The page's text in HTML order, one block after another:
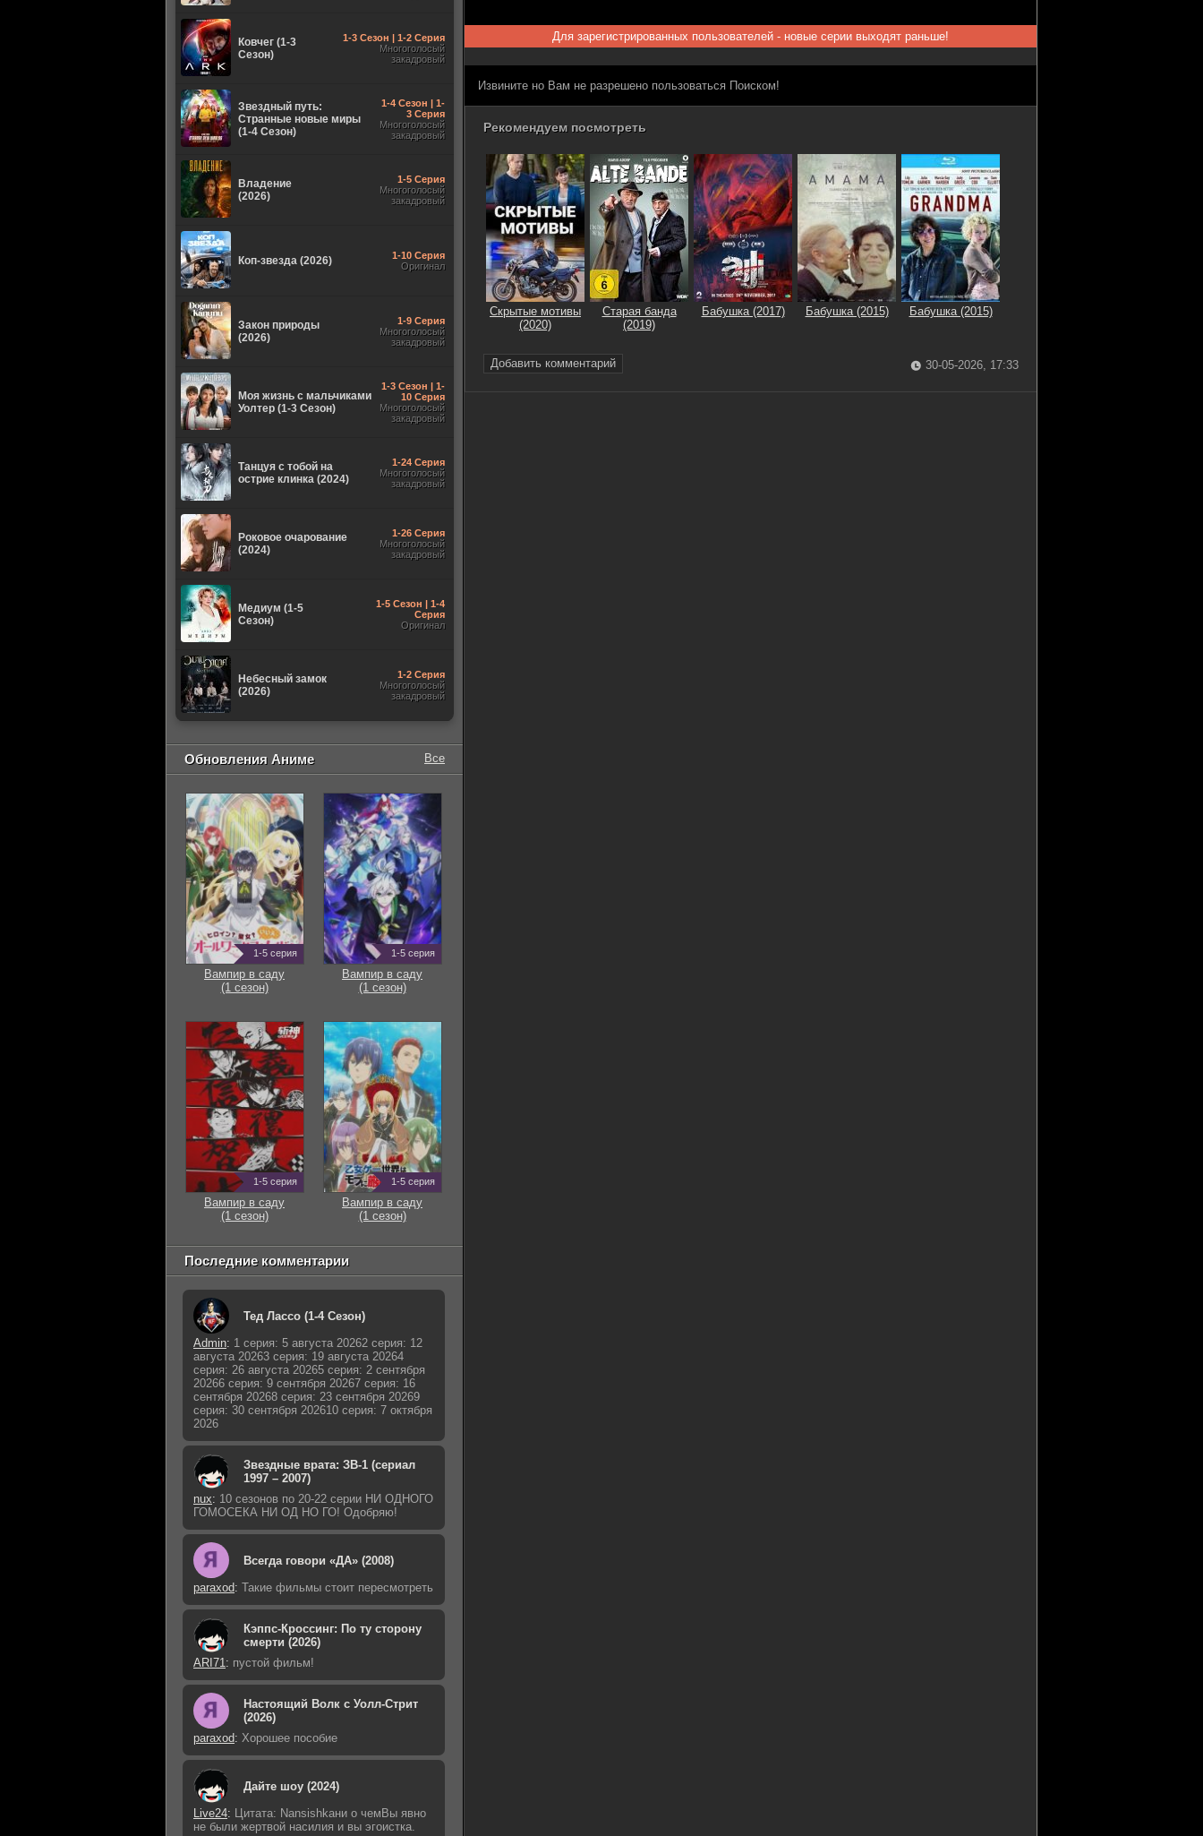
Для зарегистрированных пользователей - новые серии выходят раньше!
Извините но Вам не разрешено пользоваться Поиском!
Рекомендуем посмотреть
Скрытые мотивы
(2020)
Старая банда
(2019)
Бабушка (2017) Бабушка (2015) Бабушка (2015)
Добавить комментарий 30-05-2026, 17:33
Ковчег (1-3
Сезон)
1-3 Сезон | 1-2 Серия
Многоголосый
закадровый
Звездный путь:
Странные новые миры
(1-4 Сезон)
1-4 Сезон | 1-
3 Серия
Многоголосый
закадровый
Владение
(2026)
1-5 Серия
Многоголосый
закадровый
Коп-звезда (2026)
1-10 Серия
Оригинал
Закон природы
(2026)
1-9 Серия
Многоголосый
закадровый
Моя жизнь с мальчиками
Уолтер (1-3 Сезон)
1-3 Сезон | 1-
10 Серия
Многоголосый
закадровый
Танцуя с тобой на
острие клинка (2024)
1-24 Серия
Многоголосый
закадровый
Роковое очарование
(2024)
1-26 Серия
Многоголосый
закадровый
Медиум (1-5
Сезон)
1-5 Сезон | 1-4
Серия
Оригинал
Небесный замок
(2026)
1-2 Серия
Многоголосый
закадровый
Обновления Аниме Все
1-5 серия
Вампир в саду
(1 сезон)
1-5 серия
Вампир в саду
(1 сезон)
1-5 серия
Вампир в саду
(1 сезон)
1-5 серия
Вампир в саду
(1 сезон)
Последние комментарии
Тед Лассо (1-4 Сезон)
Admin: 1 серия: 5 августа 20262 серия: 12
августа 20263 серия: 19 августа 20264
серия: 26 августа 20265 серия: 2 сентября
20266 серия: 9 сентября 20267 серия: 16
сентября 20268 серия: 23 сентября 20269
серия: 30 сентября 202610 серия: 7 октября
2026
Звездные врата: ЗВ-1 (сериал
1997 – 2007)
nux: 10 сезонов по 20-22 серии НИ ОДНОГО
ГОМОСЕКА НИ ОД НО ГО! Одобряю!
Всегда говори «ДА» (2008)
paraxod: Такие фильмы стоит пересмотреть
Кэппс-Кроссинг: По ту сторону
смерти (2026)
ARI71: пустой фильм!
Настоящий Волк с Уолл-Стрит
(2026)
paraxod: Хорошее пособие
Дайте шоу (2024)
Live24: Цитата: Nansishkaни о чемВы явно
не были жертвой насилия и вы эгоистка.